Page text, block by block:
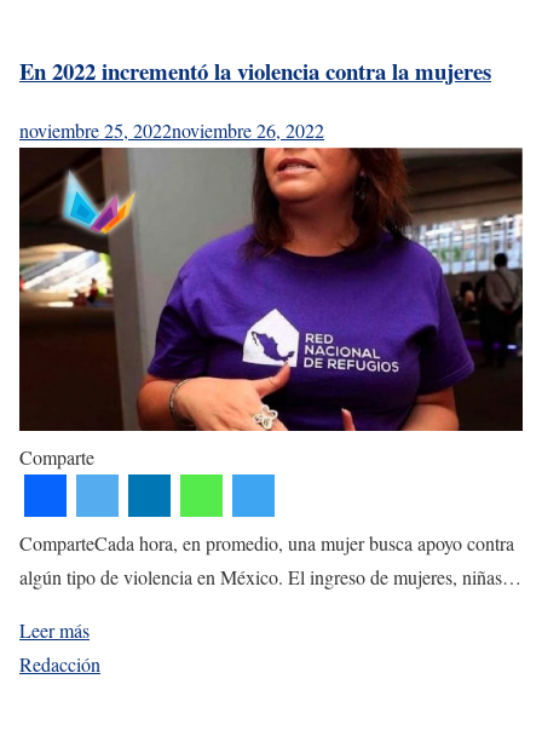
En 2022 incrementó la violencia contra la mujeres
noviembre 25, 2022noviembre 26, 2022
Comparte
ComparteCada hora, en promedio, una mujer busca apoyo contra
algún tipo de violencia en México. El ingreso de mujeres, niñas…
Leer más
Redacción